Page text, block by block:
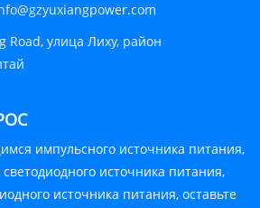
Road, улица Лиху, район
импульсного источника питания,
источника питания,
источника питания, оставьте